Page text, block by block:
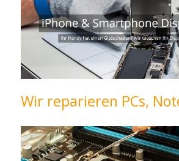
Wir reparieren PCs,